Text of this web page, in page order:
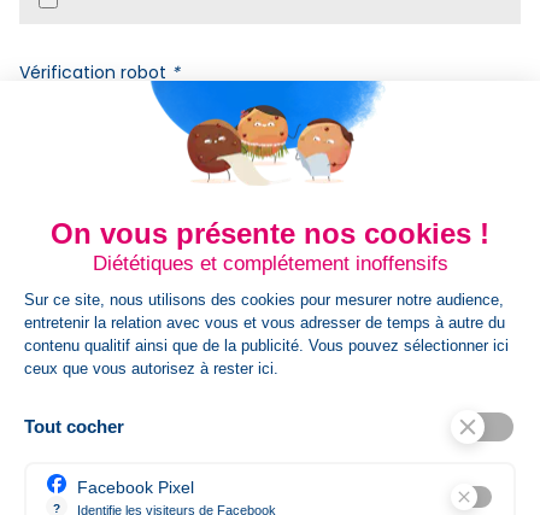
Vérification robot *
Envoyer votre demande de devis
Pour un meilleur traitement de votre demande, merci
de nous adresser un fichier vectorisé. Les formats
acceptés sont .eps .ai .pdf .jpg .jpeg .png
Fiche technique
On vous présente nos cookies !
Diététiques et complétement inoffensifs
Sur ce site, nous utilisons des cookies pour mesurer notre audience,
entretenir la relation avec vous et vous adresser de temps à autre du
contenu qualitif ainsi que de la publicité. Vous pouvez sélectionner ici
ceux que vous autorisez à rester ici.
Tout cocher
?
Facebook Pixel
Identifie les visiteurs de Facebook